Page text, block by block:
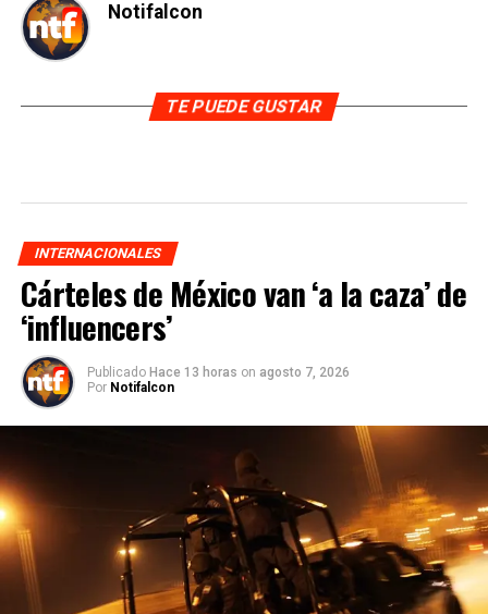
Notifalcon
TE PUEDE GUSTAR
INTERNACIONALES
Cárteles de México van ‘a la caza’ de
‘influencers’
Publicado Hace 13 horas on agosto 7, 2026
Por Notifalcon